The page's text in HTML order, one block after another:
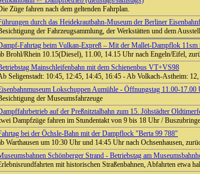
Züge fahren nach dem geltenden Fahrplan.
durch das Heidekrautbahn-Museum der Berliner
der Fahrzeugsammlung, der Werkstätten und dem
Fahrtag beim Vulkan-Expreß – Mit der Mallet-Dampflok 11sm
Brohl/Rhein 10.15(Diesel), 11.00, 14.15 Uhr nach Engeln/Eifel,
Mainschleifenbahn mit dem Schienenbus VT+VS98
Seligenstadt: 10:45, 12:45, 14:45, 16:45 - Ab Volkach-Astheim:
Lokschuppen Aumühle - Öffnungstag 11.00-
der Museumsfahrzeuge
auf der Preßnitztalbahn zum 15. Jöhstädter
Dampfzüge fahren im Stundentakt von 9 bis 18 Uhr /
bei der Öchsle-Bahn mit der Dampflock "Berta 99 788"
Warthausen um 10:30 Uhr und 14:45 Uhr nach Ochsenhausen,
Schönberger Strand - Betriebstag am
mit historischen Straßenbahnen, Abfahrten etwa